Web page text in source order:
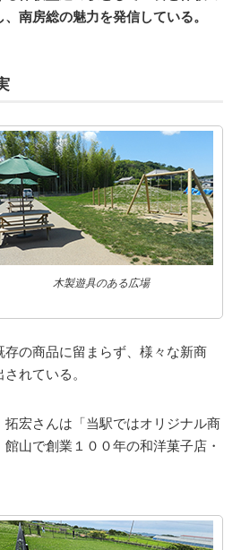
南房総の魅力を発信している。
木製遊具のある広場
の商品に留まらず、様々な新商
れている。
宏さんは「当駅ではオリジナル商
山で創業１００年の和洋菓子店・